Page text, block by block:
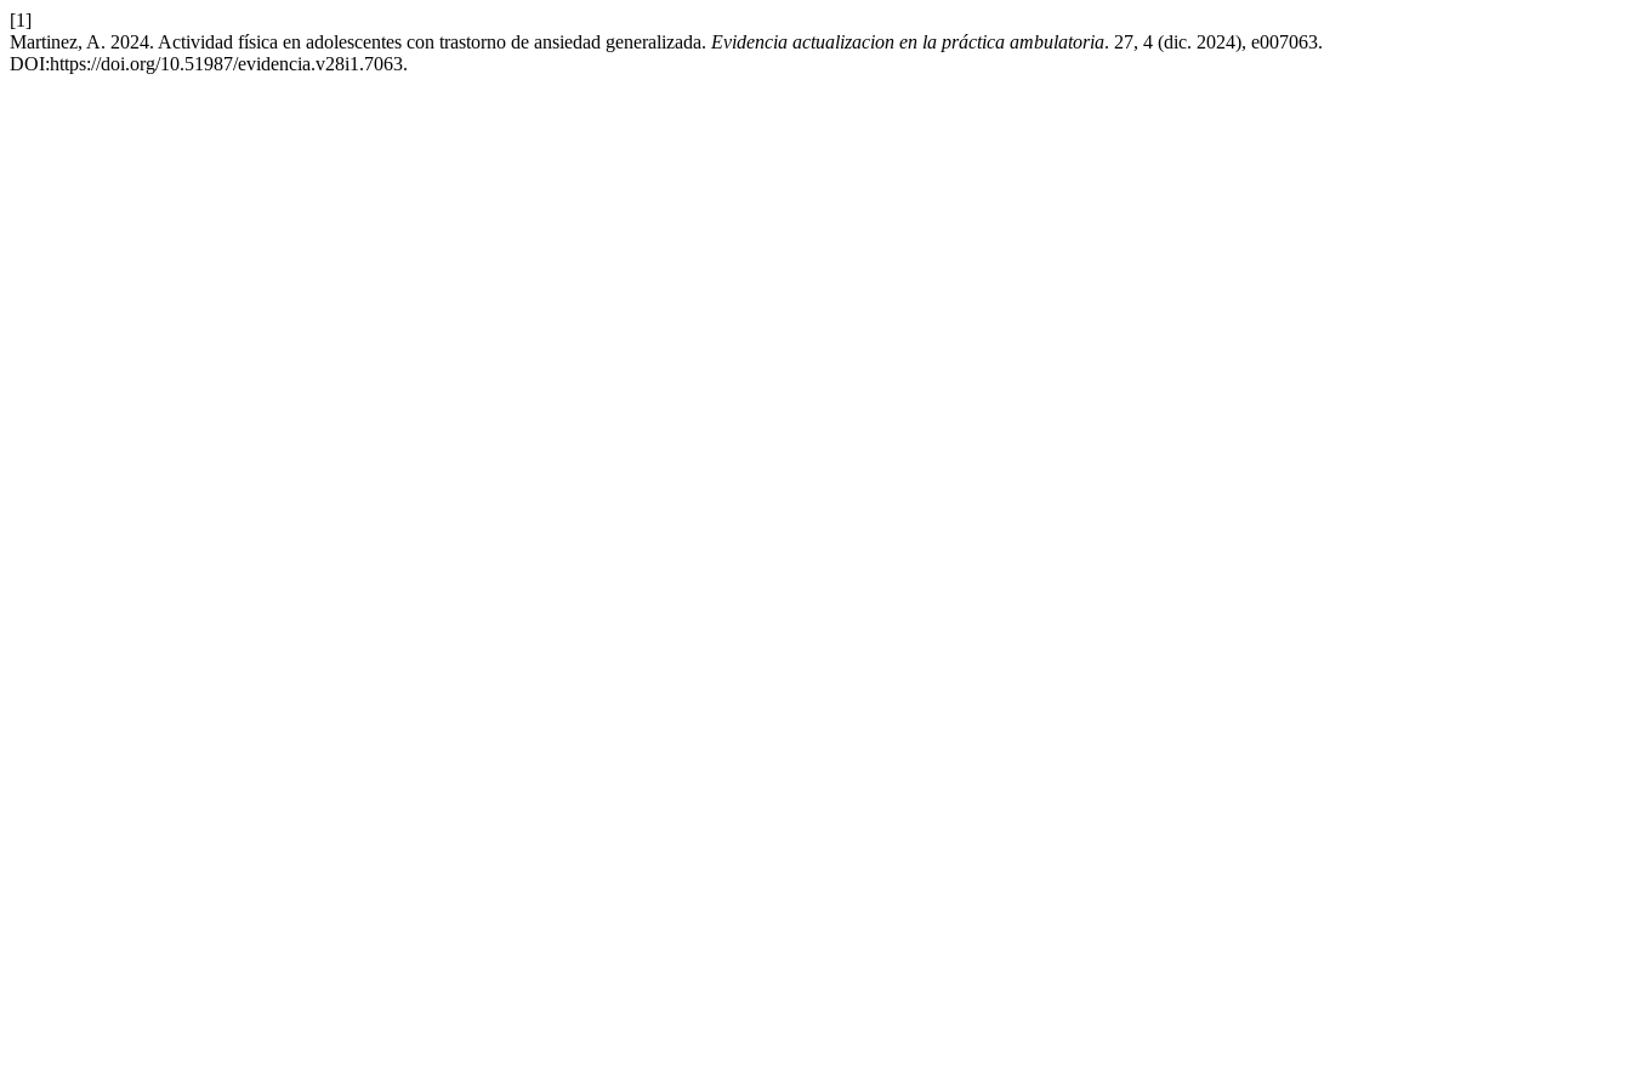
[1]
Martinez, A. 2024. Actividad física en adolescentes con trastorno de ansiedad generalizada. Evidencia actualizacion en la práctica ambulatoria. 27, 4 (dic. 2024), e007063.
DOI:https://doi.org/10.51987/evidencia.v28i1.7063.